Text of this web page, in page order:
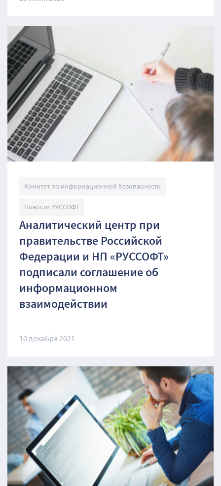
Комитет по информационной безопасности
Новости РУССОФТ
Аналитический центр при
правительстве Российской
Федерации и НП «РУССОФТ»
подписали соглашение об
информационном
взаимодействии
10 декабря 2021